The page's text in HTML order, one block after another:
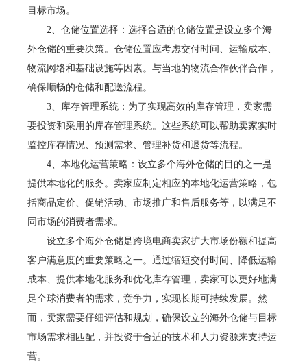
目标市场。
2、仓储位置选择：选择合适的仓储位置是设立多个海
外仓储的重要决策。仓储位置应考虑交付时间、运输成本、
物流网络和基础设施等因素。与当地的物流合作伙伴合作，
确保顺畅的仓储和配送流程。
3、库存管理系统：为了实现高效的库存管理，卖家需
要投资和采用的库存管理系统。这些系统可以帮助卖家实时
监控库存情况、预测需求、管理补货和退货等流程。
4、本地化运营策略：设立多个海外仓储的目的之一是
提供本地化的服务。卖家应制定相应的本地化运营策略，包
括商品定价、促销活动、市场推广和售后服务等，以满足不
同市场的消费者需求。
设立多个海外仓储是跨境电商卖家扩大市场份额和提高
客户满意度的重要策略之一。通过缩短交付时间、降低运输
成本、提供本地化服务和优化库存管理，卖家可以更好地满
足全球消费者的需求，竞争力，实现长期可持续发展。然
而，卖家需要仔细评估和规划，确保设立的海外仓储与目标
市场需求相匹配，并投资于合适的技术和人力资源来支持运
营。